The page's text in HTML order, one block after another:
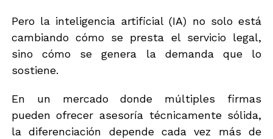
Pero la inteligencia artificial (IA) no solo está
cambiando cómo se presta el servicio legal,
sino cómo se genera la demanda que lo
sostiene.
En un mercado donde múltiples firmas
pueden ofrecer asesoría técnicamente sólida,
la diferenciación depende cada vez más de